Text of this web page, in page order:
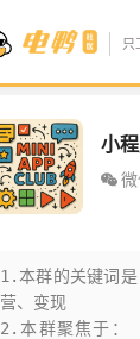
只
小
1.本群的关键词
营、变现
2.本群聚焦于：